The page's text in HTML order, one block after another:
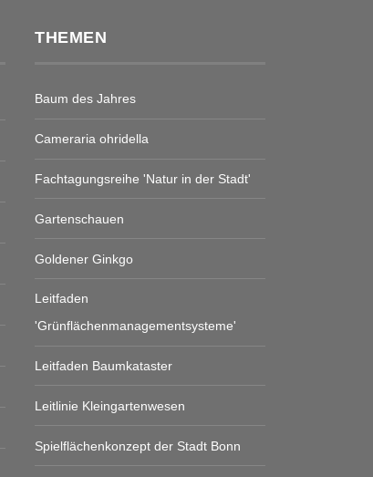
THEMEN
Baum des Jahres
Cameraria ohridella
Fachtagungsreihe 'Natur in der Stadt'
Gartenschauen
Goldener Ginkgo
Leitfaden
'Grünflächenmanagementsysteme'
Leitfaden Baumkataster
Leitlinie Kleingartenwesen
Spielflächenkonzept der Stadt Bonn